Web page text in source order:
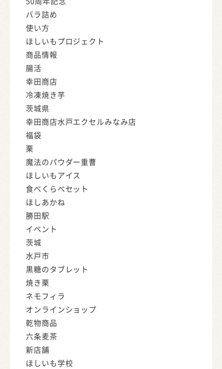
バラ詰め
使い方
ほしいもプロジェクト
商品情報
腸活
幸田商店
冷凍焼き芋
茨城県
幸田商店水戸エクセルみなみ店
福袋
栗
魔法のパウダー重曹
ほしいもアイス
食べくらべセット
ほしあかね
勝田駅
イベント
茨城
水戸市
黒糖のタブレット
焼き栗
ネモフィラ
オンラインショップ
乾物商品
六条麦茶
新店舗
ほしいも学校